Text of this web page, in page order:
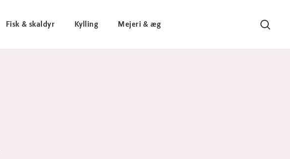
Fisk & skaldyr Kylling Mejeri & æg
Søg